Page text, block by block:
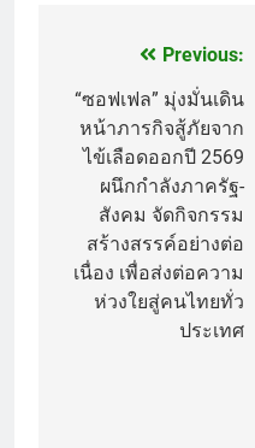
แนะแนว
เรื่อง
Previous:
“ซอฟเฟล” มุ่งมั่นเดิน
หน้าภารกิจสู้ภัยจาก
ไข้เลือดออกปี 2569
ผนึกกำลังภาครัฐ-
สังคม จัดกิจกรรม
สร้างสรรค์อย่างต่อ
เนื่อง เพื่อส่งต่อความ
ห่วงใยสู่คนไทยทั่ว
ประเทศ